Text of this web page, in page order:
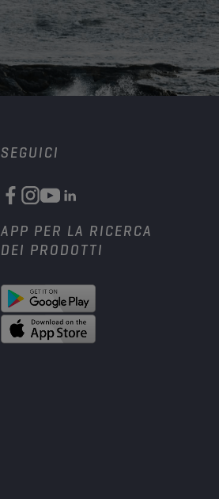
SEGUICI
APP PER LA RICERCA
DEI PRODOTTI